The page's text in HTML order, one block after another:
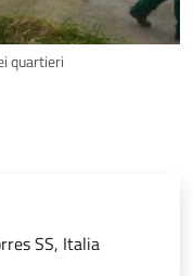
quartieri
SS, Italia